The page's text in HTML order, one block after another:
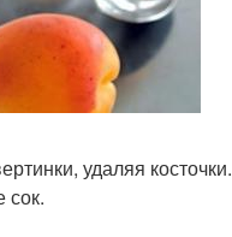
удаляя косточки.
сок.